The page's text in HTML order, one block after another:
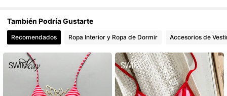
4.91 2.4M Seguidores
También Podría Gustarte
Recomendados Ropa Interior y Ropa de Dormir Accesorios de